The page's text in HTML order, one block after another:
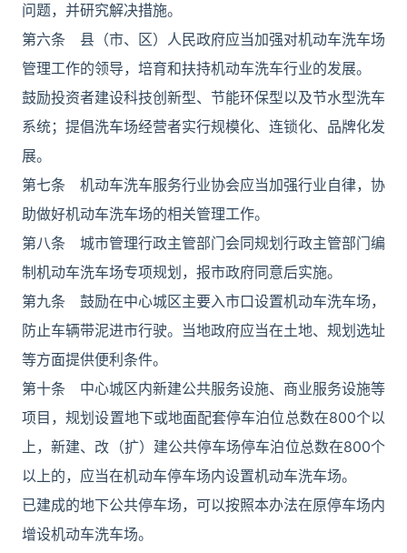
问题，并研究解决措施。
第六条 县（市、区）人民政府应当加强对机动车洗车场
管理工作的领导，培育和扶持机动车洗车行业的发展。
鼓励投资者建设科技创新型、节能环保型以及节水型洗车
系统；提倡洗车场经营者实行规模化、连锁化、品牌化发
展。
第七条 机动车洗车服务行业协会应当加强行业自律，协
助做好机动车洗车场的相关管理工作。
第八条 城市管理行政主管部门会同规划行政主管部门编
制机动车洗车场专项规划，报市政府同意后实施。
第九条 鼓励在中心城区主要入市口设置机动车洗车场，
防止车辆带泥进市行驶。当地政府应当在土地、规划选址
等方面提供便利条件。
第十条 中心城区内新建公共服务设施、商业服务设施等
项目，规划设置地下或地面配套停车泊位总数在800个以
上，新建、改（扩）建公共停车场停车泊位总数在800个
以上的，应当在机动车停车场内设置机动车洗车场。
已建成的地下公共停车场，可以按照本办法在原停车场内
增设机动车洗车场。